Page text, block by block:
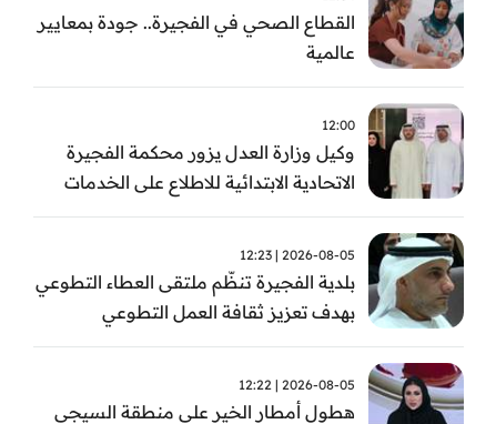
القطاع الصحي في الفجيرة.. جودة بمعايير
عالمية
12:00
وكيل وزارة العدل يزور محكمة الفجيرة
الاتحادية الابتدائية للاطلاع على الخدمات
التشغيلية وتطويرها
2026-08-05 | 12:23
بلدية الفجيرة تنظّم ملتقى العطاء التطوعي
بهدف تعزيز ثقافة العمل التطوعي
2026-08-05 | 12:22
هطول أمطار الخير على منطقة السيجي